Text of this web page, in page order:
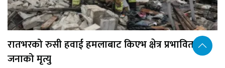
रातभरको रुसी हवाई हमलाबाट किएभ क्षेत्र प्रभावित, १७
जनाको मृत्यु